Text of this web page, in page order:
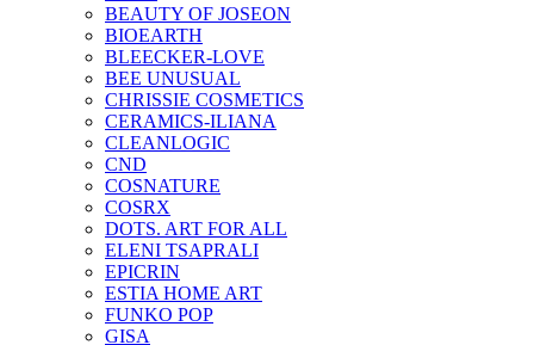
BEAUTY OF JOSEON
BIOEARTH
BLEECKER-LOVE
BEE UNUSUAL
CHRISSIE COSMETICS
CERAMICS-ILIANA
CLEANLOGIC
CND
COSNATURE
COSRX
DOTS. ART FOR ALL
ELENI TSAPRALI
EPICRIN
ESTIA HOME ART
FUNKO POP
GISA